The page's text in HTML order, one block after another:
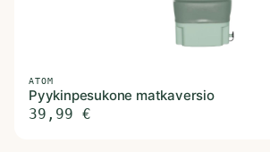
ATOM
Pyykinpesukone matkaversio
39,99 €